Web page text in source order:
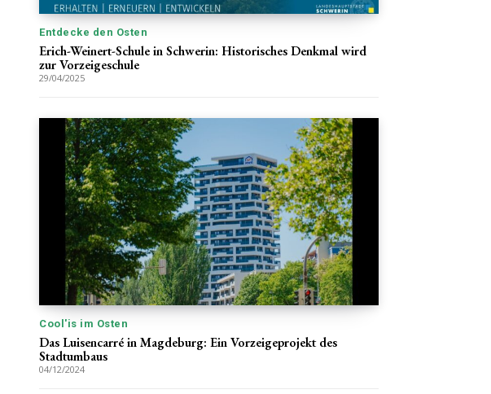
Entdecke den Osten
Erich-Weinert-Schule in Schwerin: Historisches Denkmal wird
zur Vorzeigeschule
29/04/2025
Cool'is im Osten
Das Luisencarré in Magdeburg: Ein Vorzeigeprojekt des
Stadtumbaus
04/12/2024